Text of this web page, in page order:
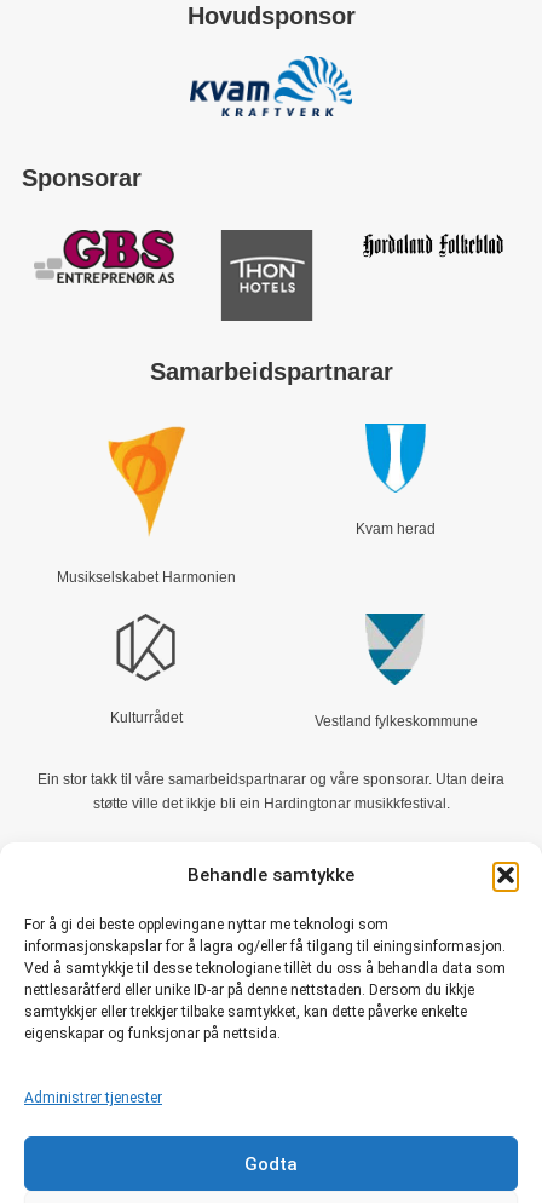
Behandle samtykke
For å gi dei beste opplevingane nyttar me teknologi som
informasjonskapslar for å lagra og/eller få tilgang til einingsinformasjon.
Ved å samtykkje til desse teknologiane tillèt du oss å behandla data som
nettlesaråtferd eller unike ID-ar på denne nettstaden. Dersom du ikkje
samtykkjer eller trekkjer tilbake samtykket, kan dette påverke enkelte
eigenskapar og funksjonar på nettsida.
Administrer tjenester
Godta
Hovudsponsor
Sponsorar
Samarbeidspartnarar
Musikselskabet Harmonien
Kvam herad
Kulturrådet Vestland fylkeskommune
Ein stor takk til våre samarbeidspartnarar og våre sponsorar. Utan deira
støtte ville det ikkje bli ein Hardingtonar musikkfestival.
Støtt Hardingtonar Stiftinga med grasrotandelen din når du tippar,
, Tololia 27, 5600 Norheimsund – post@hardingtonar.no –
på Facebook